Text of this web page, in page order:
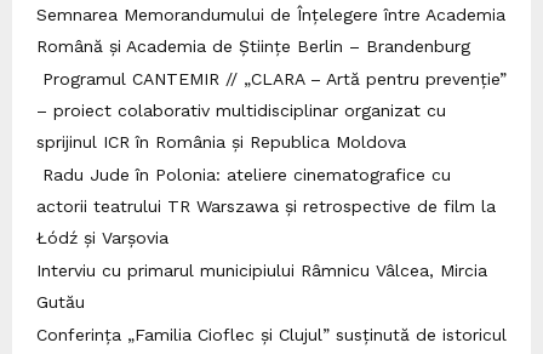
Semnarea Memorandumului de Înțelegere între Academia
Română și Academia de Științe Berlin – Brandenburg
Programul CANTEMIR // „CLARA – Artă pentru prevenție”
– proiect colaborativ multidisciplinar organizat cu
sprijinul ICR în România și Republica Moldova
Radu Jude în Polonia: ateliere cinematografice cu
actorii teatrului TR Warszawa și retrospective de film la
Łódź și Varșovia
Interviu cu primarul municipiului Râmnicu Vâlcea, Mircia
Gutău
Conferința „Familia Cioflec și Clujul” susținută de istoricul